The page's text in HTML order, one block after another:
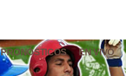
PRONÓSTICOS EN VIVO